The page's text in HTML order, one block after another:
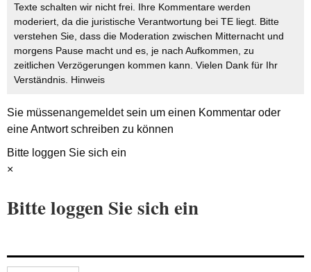
Texte schalten wir nicht frei. Ihre Kommentare werden
moderiert, da die juristische Verantwortung bei TE liegt. Bitte
verstehen Sie, dass die Moderation zwischen Mitternacht und
morgens Pause macht und es, je nach Aufkommen, zu
zeitlichen Verzögerungen kommen kann. Vielen Dank für Ihr
Verständnis. Hinweis
Sie müssenangemeldetsein um einen Kommentar oder
eine Antwort schreiben zu können
Bitte loggen Sie sich ein
×
Bitte loggen Sie sich ein